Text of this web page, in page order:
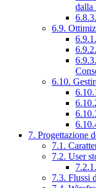
dalla
6.9.
6.10.
7. Progettazione
7.1.
7.2. User
7.3. Flussi